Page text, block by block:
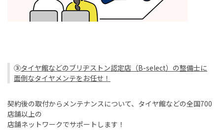
③タイヤ館などのブリヂストン認定店（B-select）の整備士に
面倒なタイヤメンテをお任せ！
契約後の取付からメンテナンスについて、タイヤ館などの全国700
店舗以上の
店舗ネットワークでサポートします！